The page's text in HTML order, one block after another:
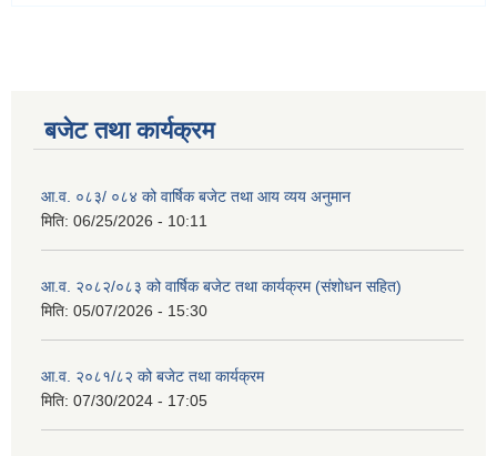
बजेट तथा कार्यक्रम
आ.व. ०८३/ ०८४ को वार्षिक बजेट तथा आय व्यय अनुमान
मिति: 06/25/2026 - 10:11
आ.व. २०८२/०८३ को वार्षिक बजेट तथा कार्यक्रम (संशोधन सहित)
मिति: 05/07/2026 - 15:30
आ.व. २०८१/८२ को बजेट तथा कार्यक्रम
मिति: 07/30/2024 - 17:05